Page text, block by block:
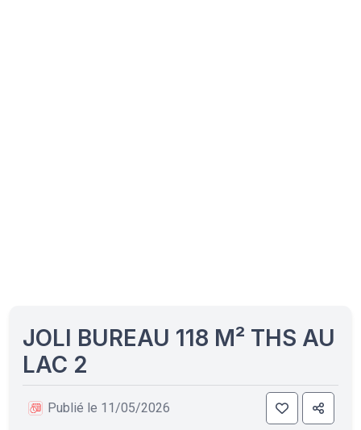
JOLI BUREAU 118 M² THS AU
LAC 2
Publié le 11/05/2026